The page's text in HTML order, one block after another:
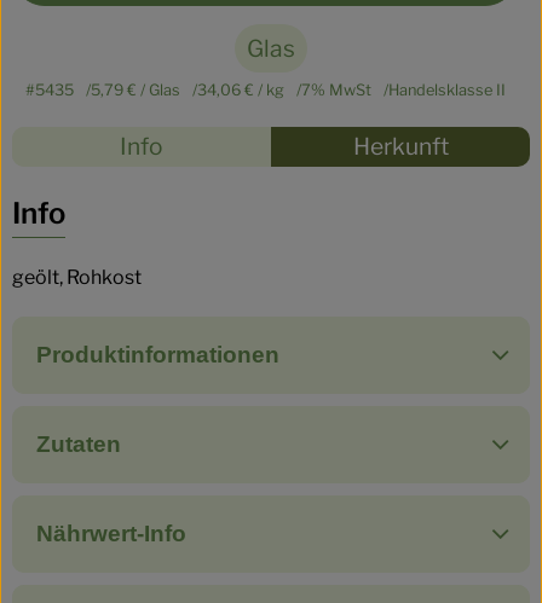
Glas
#5435 5,79 € / Glas 34,06 € / kg 7% MwSt Handelsklasse II
Rezepte
Info Herkunft
Info
geölt, Rohkost
Produktinformationen
Zutaten
Nährwert-Info